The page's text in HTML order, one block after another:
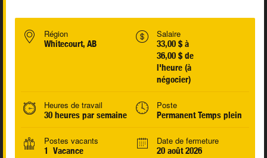
Région
Whitecourt, AB
Salaire
33,00 $ à
36,00 $ de
l'heure (à
négocier)
Heures de travail
30 heures par semaine
Poste
Permanent Temps plein
Postes vacants
1 Vacance
Date de fermeture
20 août 2026